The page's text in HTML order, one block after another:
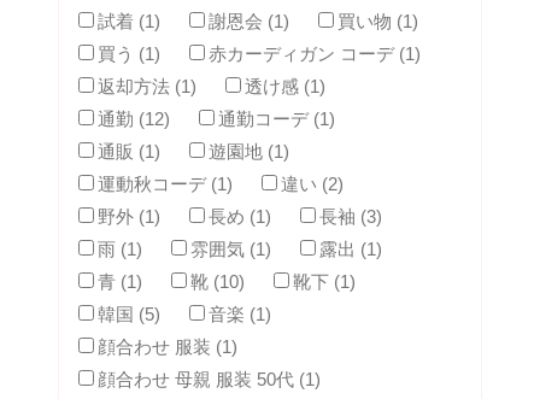
試着 (1)
謝恩会 (1)
買い物 (1)
買う (1)
赤カーディガン コーデ (1)
返却方法 (1)
透け感 (1)
通勤 (12)
通勤コーデ (1)
通販 (1)
遊園地 (1)
運動秋コーデ (1)
違い (2)
野外 (1)
長め (1)
長袖 (3)
雨 (1)
雰囲気 (1)
露出 (1)
青 (1)
靴 (10)
靴下 (1)
韓国 (5)
音楽 (1)
顔合わせ 服装 (1)
顔合わせ 母親 服装 50代 (1)